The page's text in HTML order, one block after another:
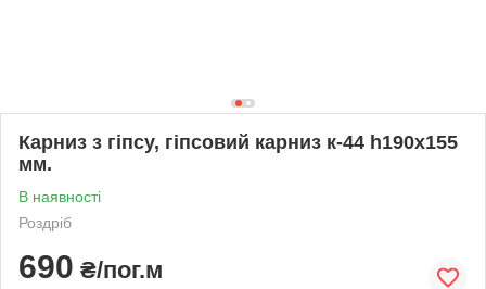
Карниз з гіпсу, гіпсовий карниз к-44 һ190х155
мм.
В наявності
Роздріб
690 ₴/пог.м